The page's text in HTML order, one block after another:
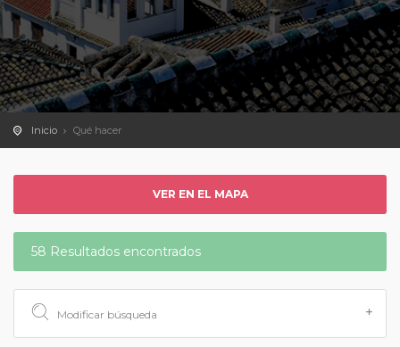
Inicio Qué hacer
VER EN EL MAPA
58 Resultados encontrados
Modificar búsqueda